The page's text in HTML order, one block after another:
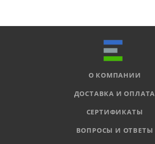
О КОМПАНИИ
ДОСТАВКА И ОПЛАТА
СЕРТИФИКАТЫ
ВОПРОСЫ И ОТВЕТЫ